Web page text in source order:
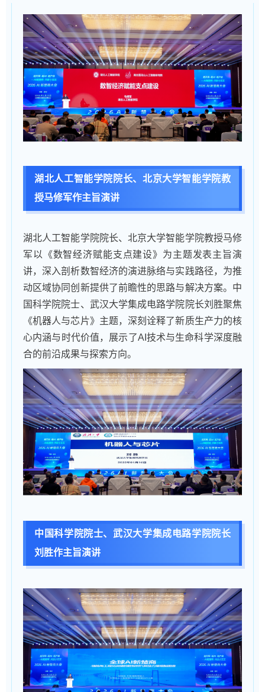
湖北人工智能学院院长、北京大学智能学院教
授马修军作主旨演讲
湖北人工智能学院院长、北京大学智能学院教授马修
军以《数智经济赋能支点建设》为主题发表主旨演
讲，深入剖析数智经济的演进脉络与实践路径，为推
动区域协同创新提供了前瞻性的思路与解决方案。中
国科学院院士、武汉大学集成电路学院院长刘胜聚焦
《机器人与芯片》主题，深刻诠释了新质生产力的核
心内涵与时代价值，展示了AI技术与生命科学深度融
合的前沿成果与探索方向。
中国科学院院士、武汉大学集成电路学院院长
刘胜作主旨演讲